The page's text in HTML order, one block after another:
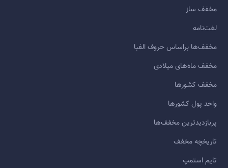
مخفف ساز
لغت‌نامه
مخفف‌ها براساس حروف الفبا
مخفف ماه‌های میلادی
مخفف کشورها
واحد پول کشورها
پربازديدترين مخفف‌ها
تاريخچه مخفف
تایم استمپ